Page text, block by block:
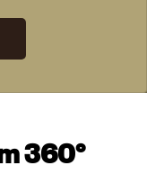
360°